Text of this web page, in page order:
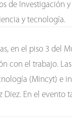
de Investigación
y tecnología.
en el piso 3 del
con el trabajo.
(Mincyt) e
Diez. En el